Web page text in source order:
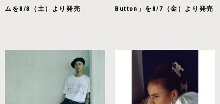
ムを8/8（土）より発売
Button」を8/7（金）より発売